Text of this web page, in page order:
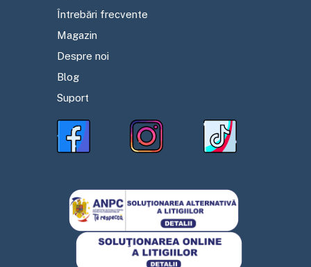
Întrebări frecvente
Magazin
Despre noi
Blog
Suport